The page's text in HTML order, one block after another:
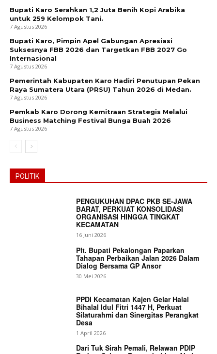
News Week
Magazine PRO
Bupati Karo Serahkan 1,2 Juta Benih Kopi Arabika
untuk 259 Kelompok Tani.
7 Agustus 2026
Bupati Karo, Pimpin Apel Gabungan Apresiasi
Suksesnya FBB 2026 dan Targetkan FBB 2027 Go
Internasional
7 Agustus 2026
Pemerintah Kabupaten Karo Hadiri Penutupan Pekan
Raya Sumatera Utara (PRSU) Tahun 2026 di Medan.
7 Agustus 2026
Pemkab Karo Dorong Kemitraan Strategis Melalui
Business Matching Festival Bunga Buah 2026
7 Agustus 2026
POLITIK
PENGUKUHAN DPAC PKB SE-JAWA
BARAT, PERKUAT KONSOLIDASI
ORGANISASI HINGGA TINGKAT
KECAMATAN
16 Juni 2026
Plt. Bupati Pekalongan Paparkan
Tahapan Perbaikan Jalan 2026 Dalam
Dialog Bersama GP Ansor
30 Mei 2026
PPDI Kecamatan Kajen Gelar Halal
Bihalal Idul Fitri 1447 H, Perkuat
Silaturahmi dan Sinergitas Perangkat
Desa
1 April 2026
Dari Tuk Sirah Pemali, Relawan PDIP